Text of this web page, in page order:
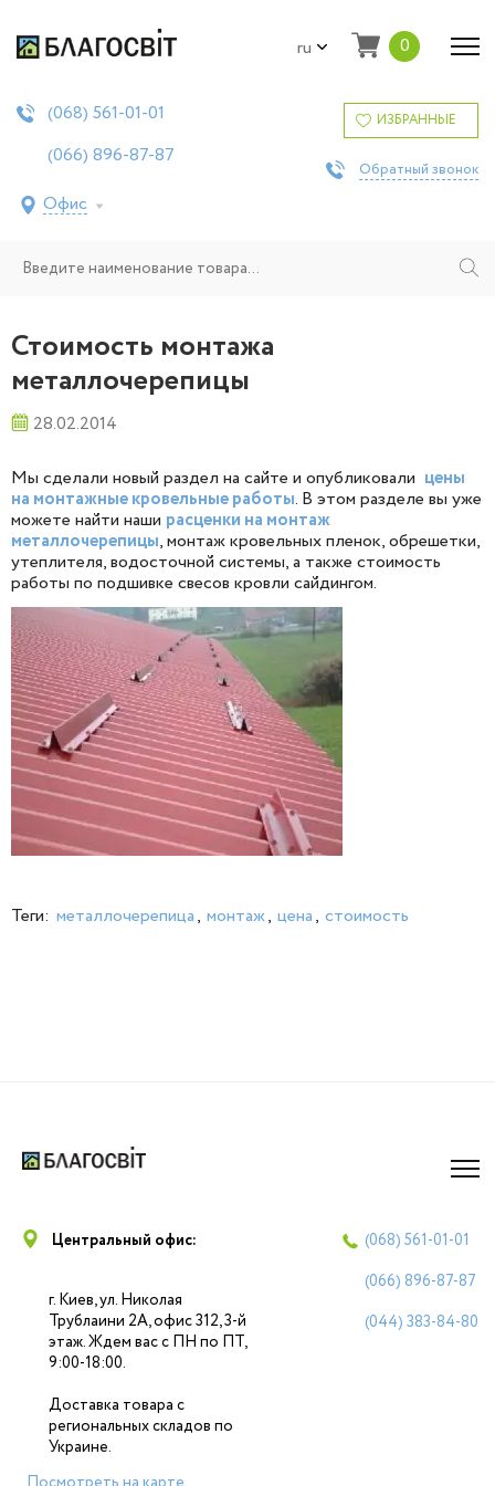
ru 0
(068) 561-01-01
(066) 896-87-87
Офис
ИЗБРАННЫЕ
Обратный звонок
Стоимость монтажа
металлочерепицы
28.02.2014
Мы сделали новый раздел на сайте и опубликовали цены
на монтажные кровельные работы. В этом разделе вы уже
можете найти наши расценки на монтаж
металлочерепицы, монтаж кровельных пленок, обрешетки,
утеплителя, водосточной системы, а также стоимость
работы по подшивке свесов кровли сайдингом.
Теги: металлочерепица, монтаж, цена, стоимость
Центральный офис:
г. Киев, ул. Николая
Трублаини 2А, офис 312, 3-й
этаж. Ждем вас с ПН по ПТ,
9:00-18:00.
Доставка товара с
региональных складов по
Украине.
(068) 561-01-01
(066) 896-87-87
(044) 383-84-80